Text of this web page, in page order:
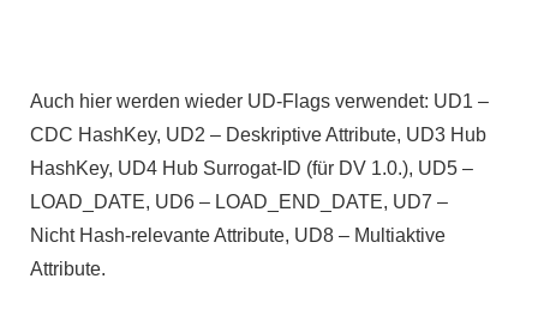
Auch hier werden wieder UD-Flags verwendet: UD1 –
CDC HashKey, UD2 – Deskriptive Attribute, UD3 Hub
HashKey, UD4 Hub Surrogat-ID (für DV 1.0.), UD5 –
LOAD_DATE, UD6 – LOAD_END_DATE, UD7 –
Nicht Hash-relevante Attribute, UD8 – Multiaktive
Attribute.